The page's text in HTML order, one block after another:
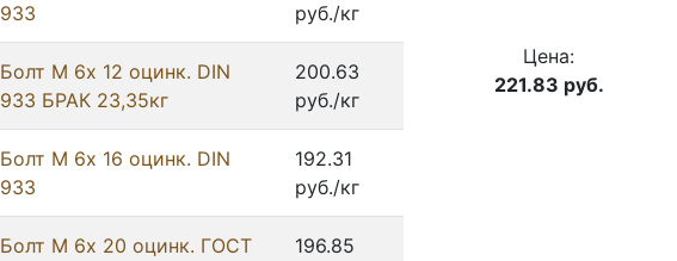
933
руб./кг
Болт М 6х 12 оцинк. DIN
933 БРАК 23,35кг
200.63
руб./кг
Болт М 6х 16 оцинк. DIN
933
192.31
руб./кг
Болт М 6х 20 оцинк. ГОСТ
196.85
Цена:
221.83 руб.